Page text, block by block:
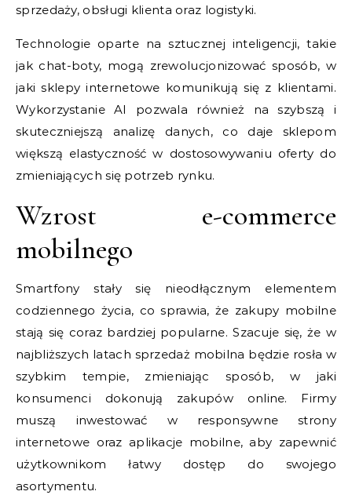
sprzedaży, obsługi klienta oraz logistyki.
Technologie oparte na sztucznej inteligencji, takie
jak chat-boty, mogą zrewolucjonizować sposób, w
jaki sklepy internetowe komunikują się z klientami.
Wykorzystanie AI pozwala również na szybszą i
skuteczniejszą analizę danych, co daje sklepom
większą elastyczność w dostosowywaniu oferty do
zmieniających się potrzeb rynku.
Wzrost e-commerce
mobilnego
Smartfony stały się nieodłącznym elementem
codziennego życia, co sprawia, że zakupy mobilne
stają się coraz bardziej popularne. Szacuje się, że w
najbliższych latach sprzedaż mobilna będzie rosła w
szybkim tempie, zmieniając sposób, w jaki
konsumenci dokonują zakupów online. Firmy
muszą inwestować w responsywne strony
internetowe oraz aplikacje mobilne, aby zapewnić
użytkownikom łatwy dostęp do swojego
asortymentu.